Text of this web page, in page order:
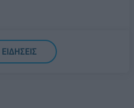
Πού βρίσκεται η
μετάβαση